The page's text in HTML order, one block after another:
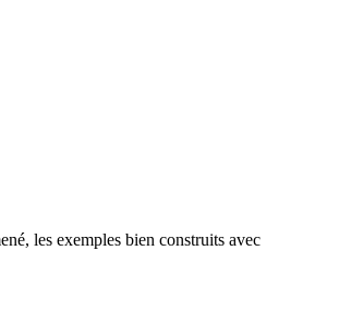
les exemples bien construits avec